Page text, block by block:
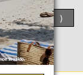
⟩